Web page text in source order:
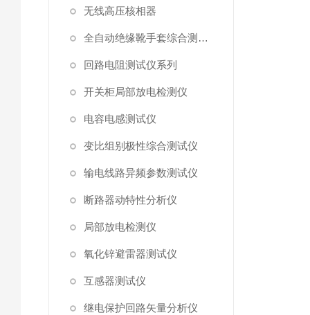
无线高压核相器
全自动绝缘靴手套综合测试仪
回路电阻测试仪系列
开关柜局部放电检测仪
电容电感测试仪
变比组别极性综合测试仪
输电线路异频参数测试仪
断路器动特性分析仪
局部放电检测仪
氧化锌避雷器测试仪
互感器测试仪
继电保护回路矢量分析仪